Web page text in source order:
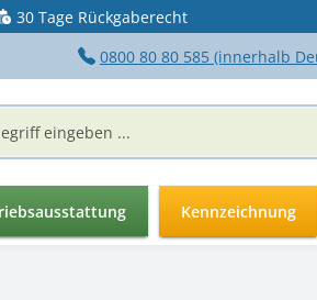
30 Tage Rückgaberecht
0800 80 80 585 (innerhalb
Kennzeichnung